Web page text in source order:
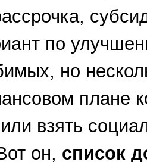
по
но
плане
взять
он, список